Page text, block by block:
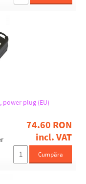
power plug (EU)
74.60 RON
incl. VAT
Cumpăra